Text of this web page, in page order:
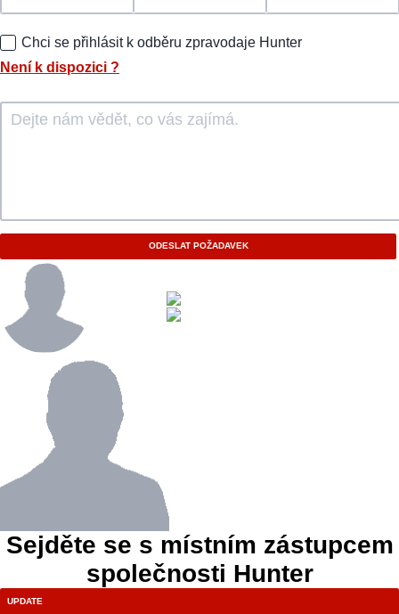
Chci se přihlásit k odběru zpravodaje Hunter
Není k dispozici ?
ODESLAT POŽADAVEK
Sejděte se s místním zástupcem
společnosti Hunter